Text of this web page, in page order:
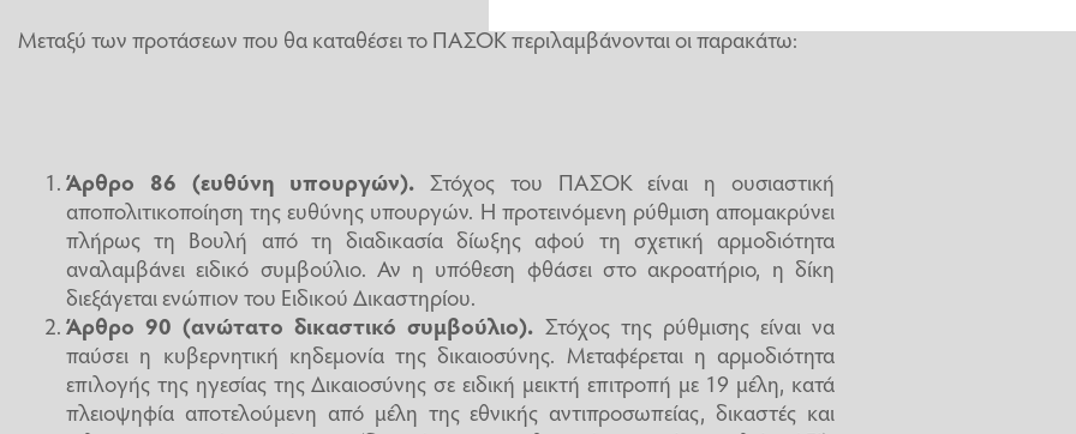
Μεταξύ των προτάσεων που θα καταθέσει το ΠΑΣΟΚ περιλαμβάνονται οι παρακάτω:
Άρθρο 86 (ευθύνη υπουργών). Στόχος του ΠΑΣΟΚ είναι η ουσιαστική
αποπολιτικοποίηση της ευθύνης υπουργών. Η προτεινόμενη ρύθμιση απομακρύνει
πλήρως τη Βουλή από τη διαδικασία δίωξης αφού τη σχετική αρμοδιότητα
αναλαμβάνει ειδικό συμβούλιο. Αν η υπόθεση φθάσει στο ακροατήριο, η δίκη
διεξάγεται ενώπιον του Ειδικού Δικαστηρίου.
Άρθρο 90 (ανώτατο δικαστικό συμβούλιο). Στόχος της ρύθμισης είναι να
παύσει η κυβερνητική κηδεμονία της δικαιοσύνης. Μεταφέρεται η αρμοδιότητα
επιλογής της ηγεσίας της Δικαιοσύνης σε ειδική μεικτή επιτροπή με 19 μέλη, κατά
πλειοψηφία αποτελούμενη από μέλη της εθνικής αντιπροσωπείας, δικαστές και